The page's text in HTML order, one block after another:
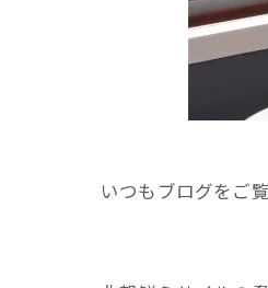
いつもブログをご